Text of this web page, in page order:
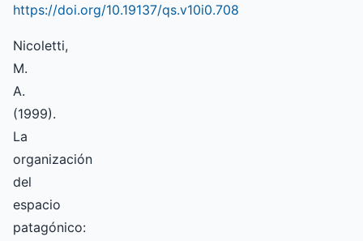
https://doi.org/10.19137/qs.v10i0.708
Nicoletti,
M.
A.
(1999).
La
organización
del
espacio
patagónico: